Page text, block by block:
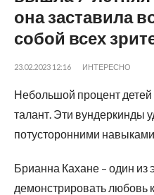
она заставила
собой всех
23.02.2023 12:16 ИНТЕРЕСНО
Небольшой процент
талант. Эти вундеркинды
потусторонними
Брианна Кахане – один из
демонстрировать любовь